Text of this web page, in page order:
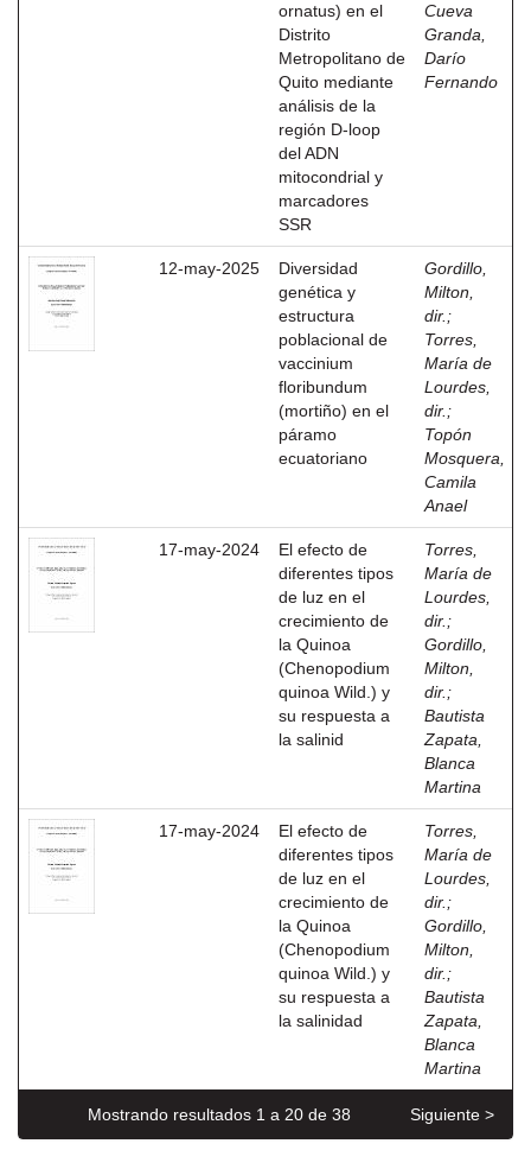
ornatus) en el
Distrito
Metropolitano de
Quito mediante
análisis de la
región D-loop
del ADN
mitocondrial y
marcadores
SSR
Cueva
Granda,
Darío
Fernando
12-may-2025
Diversidad
genética y
estructura
poblacional de
vaccinium
floribundum
(mortiño) en el
páramo
ecuatoriano
Gordillo,
Milton,
dir. ;
Torres,
María de
Lourdes,
dir. ;
Topón
Mosquera,
Camila
Anael
17-may-2024
El efecto de
diferentes tipos
de luz en el
crecimiento de
la Quinoa
(Chenopodium
quinoa Wild.) y
su respuesta a
la salinid
Torres,
María de
Lourdes,
dir. ;
Gordillo,
Milton,
dir. ;
Bautista
Zapata,
Blanca
Martina
17-may-2024
El efecto de
diferentes tipos
de luz en el
crecimiento de
la Quinoa
(Chenopodium
quinoa Wild.) y
su respuesta a
la salinidad
Torres,
María de
Lourdes,
dir. ;
Gordillo,
Milton,
dir. ;
Bautista
Zapata,
Blanca
Martina
Mostrando resultados 1 a 20 de 38 Siguiente >